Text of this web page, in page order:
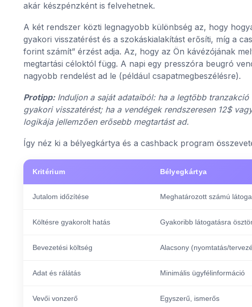
akár készpénzként is felvehetnek.
A két rendszer közti legnagyobb különbség az, hogy
gyakori visszatérést és a szokáskialakítást erősíti, míg a
forint számít” érzést adja. Az, hogy az Ön kávézójának
megtartási céloktól függ. A napi egy presszóra beugró
nagyobb rendelést ad le (például csapatmegbeszélésre).
Protipp: Induljon a saját adataiból: ha a legtöbb
gyakori visszatérést; ha a vendégek rendszeresen 12$
logikája jellemzően erősebb megtartást ad.
Így néz ki a bélyegkártya és a cashback program
Kritérium Bélyegkártya
Jutalom időzítése Meghatározott számú
Költésre gyakorolt hatás Gyakoribb látogatásra
Bevezetési költség Alacsony (nyomtatás/
Adat és rálátás Minimális ügyfélinformáció
Vevői vonzerő Egyszerű, ismerős